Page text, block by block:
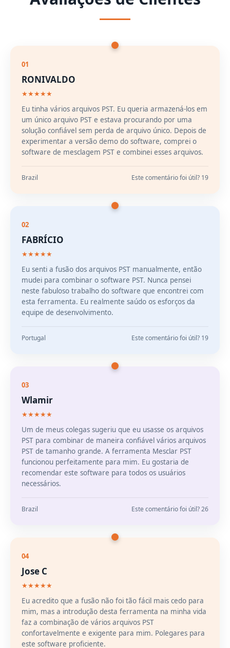
01
RONIVALDO
★★★★★
Eu tinha vários arquivos PST. Eu queria armazená-los em
um único arquivo PST e estava procurando por uma
solução confiável sem perda de arquivo único. Depois de
experimentar a versão demo do software, comprei o
software de mesclagem PST e combinei esses arquivos.
Brazil Este comentário foi útil? 19
02
FABRÍCIO
★★★★★
Eu senti a fusão dos arquivos PST manualmente, então
mudei para combinar o software PST. Nunca pensei
neste fabuloso trabalho do software que encontrei com
esta ferramenta. Eu realmente saúdo os esforços da
equipe de desenvolvimento.
Portugal Este comentário foi útil? 19
03
Wlamir
★★★★★
Um de meus colegas sugeriu que eu usasse os arquivos
PST para combinar de maneira confiável vários arquivos
PST de tamanho grande. A ferramenta Mesclar PST
funcionou perfeitamente para mim. Eu gostaria de
recomendar este software para todos os usuários
necessários.
Brazil Este comentário foi útil? 26
04
Jose C
★★★★★
Eu acredito que a fusão não foi tão fácil mais cedo para
mim, mas a introdução desta ferramenta na minha vida
faz a combinação de vários arquivos PST
confortavelmente e exigente para mim. Polegares para
este software proficiente.